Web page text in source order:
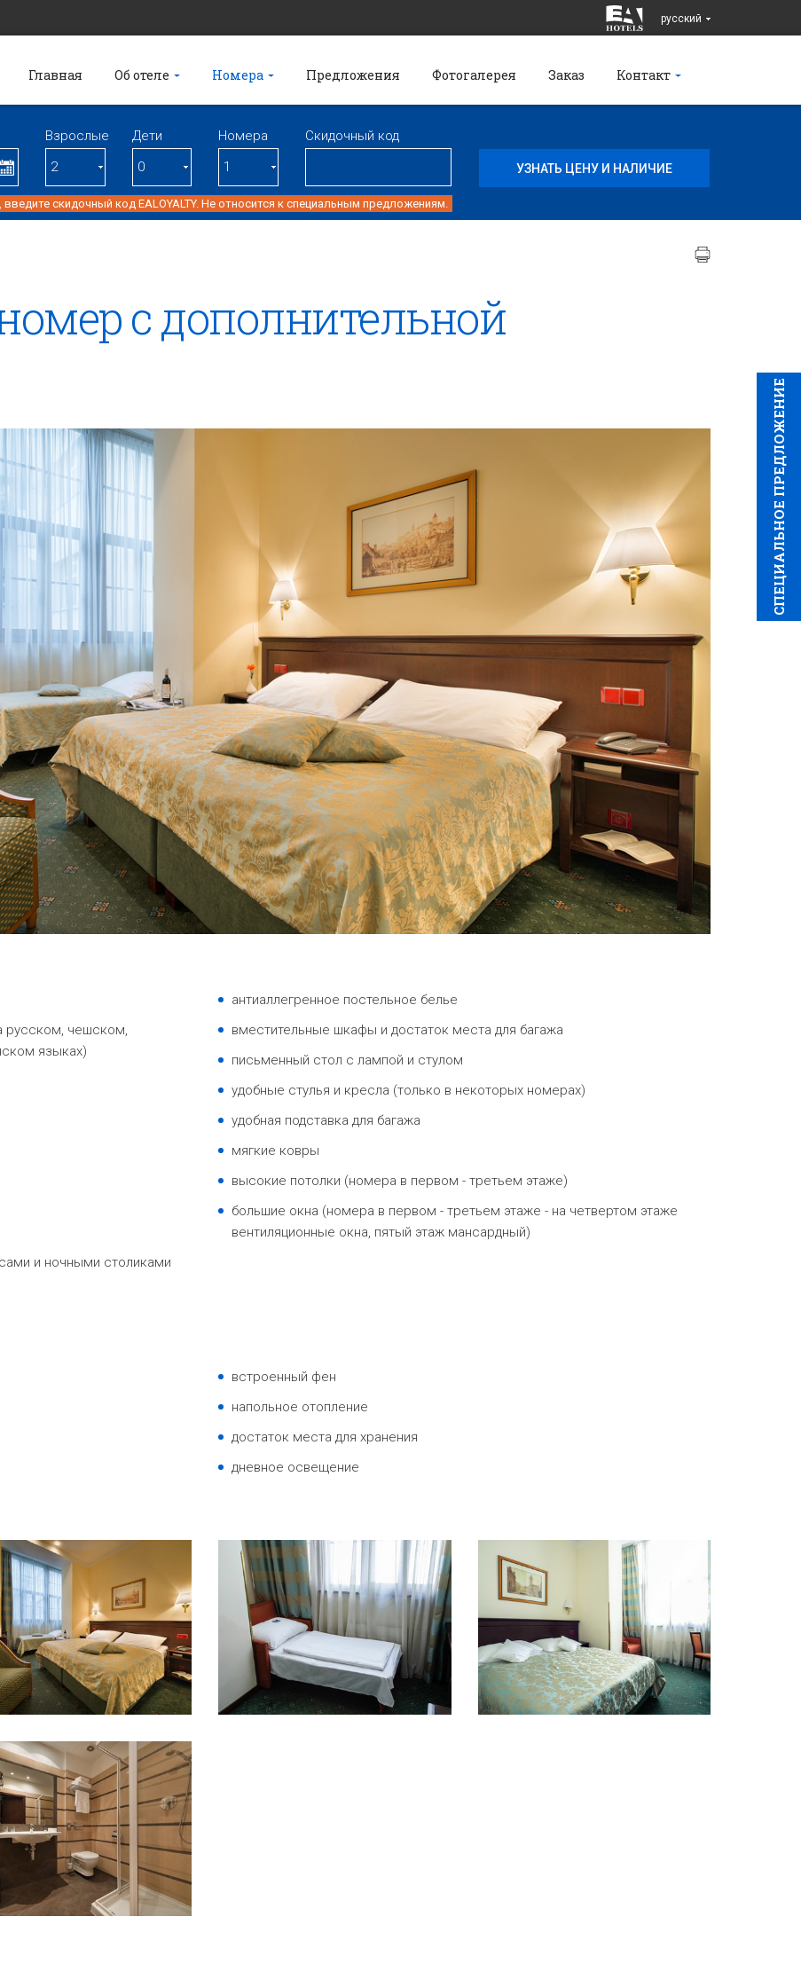
pусский
Главная Об отеле Номера Предложения Фотогалерея Заказ Контакт
Взрослые Дети Номерa Скидочный код
скидочный код EALOYALTY. Не относится к специальным предложениям.
CПЕЦИAЛЬНОЕ ПРЕДЛОЖЕНИЕ
с дополнительной
русском, чешском,
языках)
и ночными столиками
антиаллегренное постельное белье
вместительные шкафы и достаток места для багажа
письменный стол с лампой и стулом
удобные стулья и кресла (только в некоторых номерах)
удобная подставка для багажа
мягкие ковры
высокие потолки (номера в первом - третьем этаже)
большие окна (номера в первом - третьем этаже - на четвертом этаже
вентиляционные окна, пятый этаж мансардный)
встроенный фен
напольное отопление
достаток места для хранения
дневное освещение